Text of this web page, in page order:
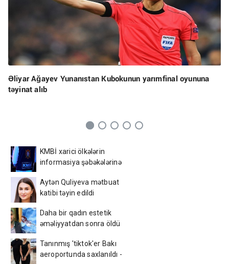
Əliyar Ağayev Yunanıstan Kubokunun yarımfinal oyununa
təyinat alıb
KMBİ xarici ölkələrin
informasiya şəbəkələrinə
saxlayıb
Aytən Quliyeva mətbuat
katibi təyin edildi
Daha bir qadın estetik
əməliyyatdan sonra öldü
Tanınmış 'tiktok'er Bakı
aeroportunda saxlanıldı -